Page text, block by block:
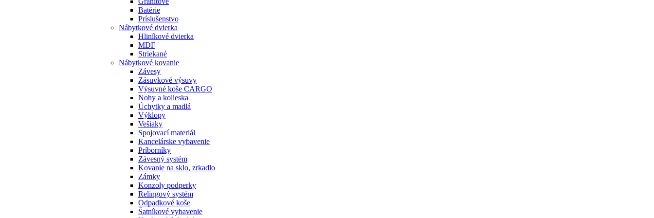
Batérie
Príslušenstvo
Nábytkové dvierka
Hliníkové dvierka
MDF
Striekané
Nábytkové kovanie
Závesy
Zásuvkové výsuvy
Výsuvné koše CARGO
Nohy a kolieska
Úchytky a madlá
Výklopy
Vešiaky
Spojovací materiál
Kancelárske vybavenie
Príborníky
Závesný systém
Kovanie na sklo, zrkadlo
Zámky
Konzoly podperky
Relingový systém
Odpadkové koše
Šatníkové vybavenie